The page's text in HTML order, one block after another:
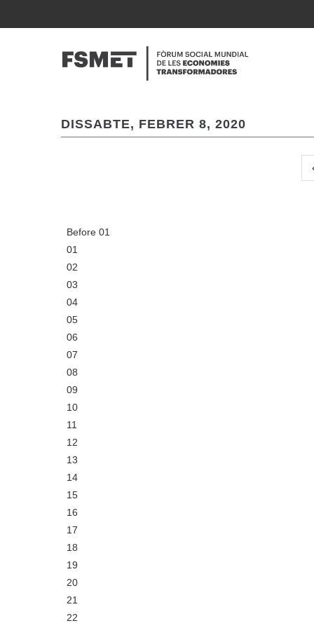
al
DISSABTE, FEBRER 8, 2020
Before 01
01
02
03
04
05
06
07
08
09
10
11
12
13
14
15
16
17
18
19
20
21
22